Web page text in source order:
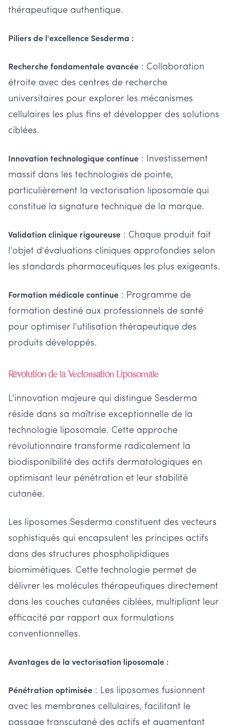
thérapeutique authentique.
Piliers de l'excellence Sesderma :
Recherche fondamentale avancée : Collaboration
étroite avec des centres de recherche
universitaires pour explorer les mécanismes
cellulaires les plus fins et développer des solutions
ciblées.
Innovation technologique continue : Investissement
massif dans les technologies de pointe,
particulièrement la vectorisation liposomale qui
constitue la signature technique de la marque.
Validation clinique rigoureuse : Chaque produit fait
l'objet d'évaluations cliniques approfondies selon
les standards pharmaceutiques les plus exigeants.
Formation médicale continue : Programme de
formation destiné aux professionnels de santé
pour optimiser l'utilisation thérapeutique des
produits développés.
Révolution de la Vectorisation Liposomale
L'innovation majeure qui distingue Sesderma
réside dans sa maîtrise exceptionnelle de la
technologie liposomale. Cette approche
révolutionnaire transforme radicalement la
biodisponibilité des actifs dermatologiques en
optimisant leur pénétration et leur stabilité
cutanée.
Les liposomes Sesderma constituent des vecteurs
sophistiqués qui encapsulent les principes actifs
dans des structures phospholipidiques
biomimétiques. Cette technologie permet de
délivrer les molécules thérapeutiques directement
dans les couches cutanées ciblées, multipliant leur
efficacité par rapport aux formulations
conventionnelles.
Avantages de la vectorisation liposomale :
Pénétration optimisée : Les liposomes fusionnent
avec les membranes cellulaires, facilitant le
passage transcutané des actifs et augmentant